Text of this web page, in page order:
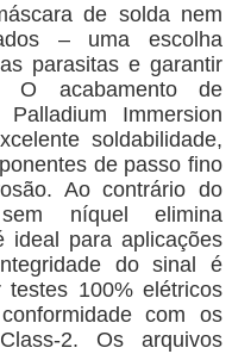
de solda nem
– uma escolha
parasitas e garantir
O acabamento de
Immersion
soldabilidade,
de passo fino
Ao contrário do
níquel elimina
ideal para aplicações
do sinal é
100% elétricos
com os
2. Os arquivos